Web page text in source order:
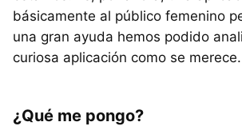
básicamente al público femenino
una gran ayuda hemos podido
curiosa aplicación como se merece.
¿Qué me pongo?